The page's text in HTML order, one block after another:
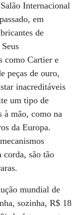
Internacional
em
de
como Cartier e
peças de ouro,
inacreditáveis
um tipo de
à mão, como na
da Europa.
corda, são tão
mundial de
sozinha, R$ 18